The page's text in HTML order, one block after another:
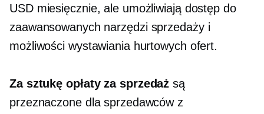
USD miesięcznie, ale umożliwiają dostęp do
zaawansowanych narzędzi sprzedaży i
możliwości wystawiania hurtowych ofert.
Za sztukę opłaty za sprzedaż są
przeznaczone dla sprzedawców z